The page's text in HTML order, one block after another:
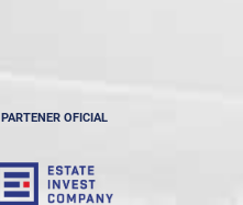
PARTENER OFICIAL